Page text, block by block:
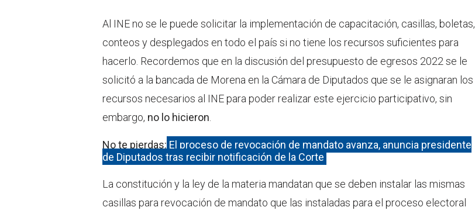
Al INE no se le puede solicitar la implementación de capacitación, casillas, boletas,
conteos y desplegados en todo el país si no tiene los recursos suficientes para
hacerlo. Recordemos que en la discusión del presupuesto de egresos 2022 se le
solicitó a la bancada de Morena en la Cámara de Diputados que se le asignaran los
recursos necesarios al INE para poder realizar este ejercicio participativo, sin
embargo, no lo hicieron
No te pierdas: El proceso de revocación de mandato avanza, anuncia presidente
de Diputados tras recibir notificación de la Corte
La constitución y la ley de la materia mandatan que se deben instalar las mismas
casillas para revocación de mandato que las instaladas para el proceso electoral